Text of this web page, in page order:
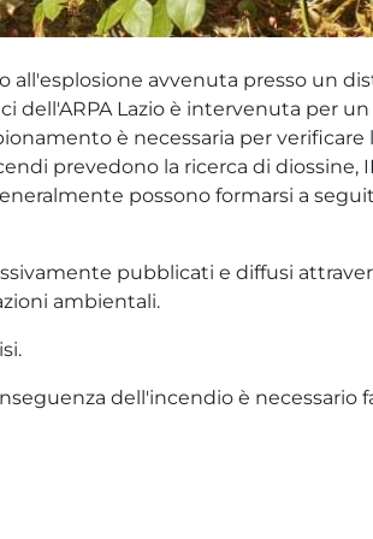
all'esplosione avvenuta presso un
dell'ARPA Lazio è intervenuta per
è necessaria per verificare
prevedono la ricerca di diossine,
possono formarsi a
pubblicati e diffusi
ambientali.
dell'incendio è necessario